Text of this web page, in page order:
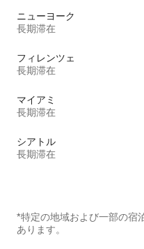
ニューヨーク
長期滞在
フィレンツェ
長期滞在
マイアミ
長期滞在
シアトル
長期滞在
*特定の地域および一部の宿
あります。